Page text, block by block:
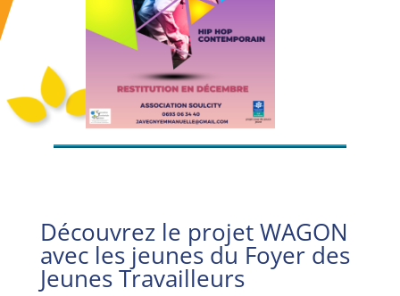
Découvrez le projet WAGON
avec les jeunes du Foyer des
Jeunes Travailleurs